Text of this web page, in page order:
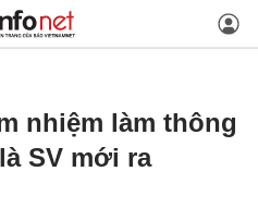
nhiệm làm thông
SV mới ra